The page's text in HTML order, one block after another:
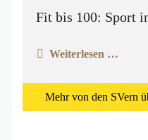
Fit bis 100: Sport
Weiterlesen …
Mehr von den SVern